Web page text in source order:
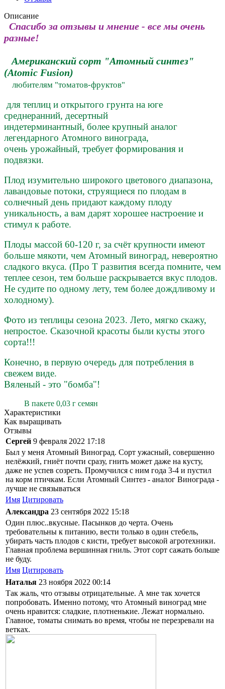
Описание
Спасибо за отзывы и мнение - все мы очень
разные!
Американский сорт "Атомный синтез"
(Atomic Fusion)
любителям "томатов-фруктов"
для теплиц и открытого грунта на юге
среднеранний, десертный
индетерминантный, более крупный аналог
легендарного Атомного винограда,
очень урожайный, требует формирования и
подвязки.
Плод изумительно широкого цветового диапазона,
лавандовые потоки, струящиеся по плодам в
солнечный день придают каждому плоду
уникальность, а вам дарят хорошее настроение и
стимул к работе.
Плоды массой 60-120 г, за счёт крупности имеют
больше мякоти, чем Атомный виноград, невероятно
сладкого вкуса. (Про Т развития всегда помните, чем
теплее сезон, тем больше раскрывается вкус плодов.
Не судите по одному лету, тем более дождливому и
холодному).
Фото из теплицы сезона 2023. Лето, мягко скажу,
непростое. Сказочной красоты были кусты этого
сорта!!!
Конечно, в первую очередь для потребления в
свежем виде.
Вяленый - это "бомба"!
В пакете 0,03 г семян
Характеристики
Как выращивать
Отзывы
Сергей 9 февраля 2022 17:18
Был у меня Атомный Виноград. Сорт ужасный, совершенно
нелёжкий, гниёт почти сразу, гнить может даже на кусту,
даже не успев созреть. Промучился с ним года 3-4 и пустил
на корм птичкам. Если Атомный Синтез - аналог Винограда -
лучше не связываться
Имя Цитировать
Александра 23 сентября 2022 15:18
Один плюс..вкусные. Пасынков до черта. Очень
требовательны к питанию, вести только в один стебель,
убирать часть плодов с кисти, требует высокой агротехники.
Главная проблема вершинная гниль. Этот сорт сажать больше
не буду.
Имя Цитировать
Наталья 23 ноября 2022 00:14
Так жаль, что отзывы отрицательные. А мне так хочется
попробовать. Именно потому, что Атомный виноград мне
очень нравится: сладкие, плотненькие. Лежат нормально.
Главное, томаты снимать во время, чтобы не перезревали на
ветках.